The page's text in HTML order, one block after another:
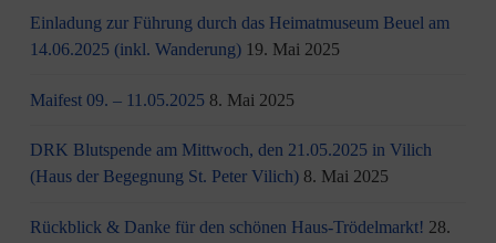
Einladung zur Führung durch das Heimatmuseum Beuel am
14.06.2025 (inkl. Wanderung) 19. Mai 2025
Maifest 09. – 11.05.2025 8. Mai 2025
DRK Blutspende am Mittwoch, den 21.05.2025 in Vilich
(Haus der Begegnung St. Peter Vilich) 8. Mai 2025
Rückblick & Danke für den schönen Haus-Trödelmarkt! 28.